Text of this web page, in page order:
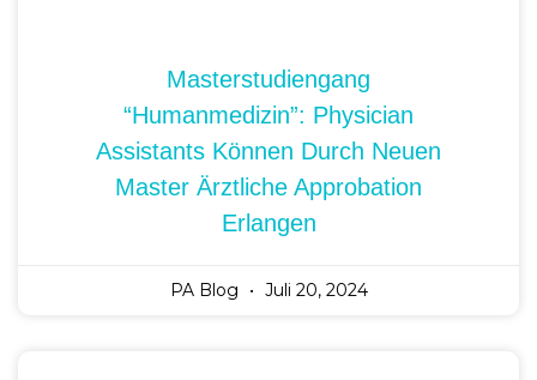
Masterstudiengang
“Humanmedizin”: Physician
Assistants Können Durch Neuen
Master Ärztliche Approbation
Erlangen
PA Blog Juli 20, 2024